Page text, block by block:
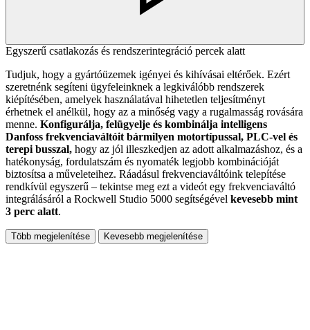
Egyszerű csatlakozás és rendszerintegráció percek alatt
Tudjuk, hogy a gyártóüzemek igényei és kihívásai eltérőek. Ezért
szeretnénk segíteni ügyfeleinknek a legkiválóbb rendszerek
kiépítésében, amelyek használatával hihetetlen teljesítményt
érhetnek el anélkül, hogy az a minőség vagy a rugalmasság rovására
menne. Konfigurálja, felügyelje és kombinálja intelligens
Danfoss frekvenciaváltóit bármilyen motortípussal, PLC-vel és
terepi busszal, hogy az jól illeszkedjen az adott alkalmazáshoz, és a
hatékonyság, fordulatszám és nyomaték legjobb kombinációját
biztosítsa a műveleteihez. Ráadásul frekvenciaváltóink telepítése
rendkívül egyszerű – tekintse meg ezt a videót egy frekvenciaváltó
integrálásáról a Rockwell Studio 5000 segítségével kevesebb mint
3 perc alatt.
Több megjelenítése Kevesebb megjelenítése